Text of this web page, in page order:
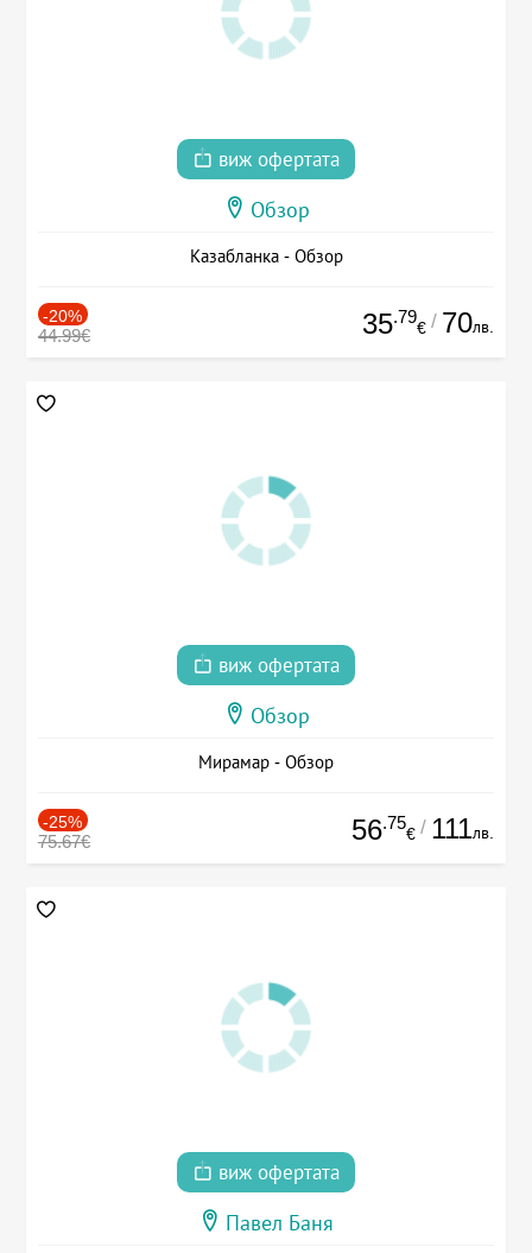
виж офертата
Обзор
Казабланка - Обзор
-20%
44.99€ 35.79
€ / 70лв.
виж офертата
Обзор
Мирамар - Обзор
-25%
75.67€ 56.75
€ / 111лв.
виж офертата
Павел Баня